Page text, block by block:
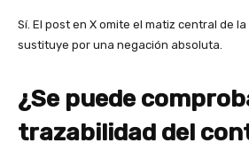
Sí. El post en X omite el matiz central de
sustituye por una negación absoluta.
¿Se puede
trazabilidad del